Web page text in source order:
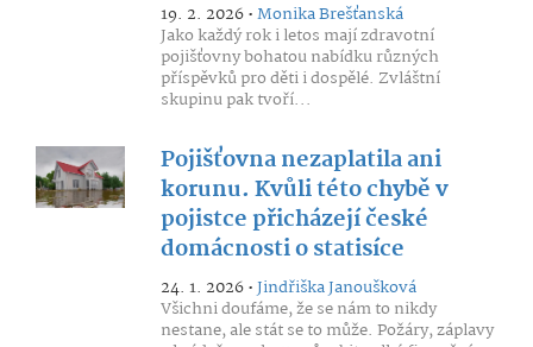
19. 2. 2026 •Monika Brešťanská
Jako každý rok i letos mají zdravotní
pojišťovny bohatou nabídku různých
příspěvků pro děti i dospělé. Zvláštní
skupinu pak tvoří...
Pojišťovna nezaplatila ani
korunu. Kvůli této chybě v
pojistce přicházejí české
domácnosti o statisíce
24. 1. 2026 •Jindřiška Janoušková
Všichni doufáme, že se nám to nikdy
nestane, ale stát se to může. Požáry, záplavy